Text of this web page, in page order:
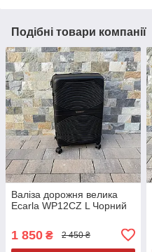
Подібні товари компанії
Валіза дорожня велика
Ecarla WP12CZ L Чорний
1 850 ₴ 2 450 ₴